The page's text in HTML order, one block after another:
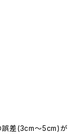
誤差(3cm〜5cm)が